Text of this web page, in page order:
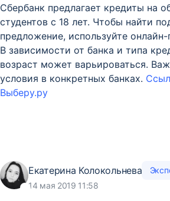
Сбербанк предлагает кредиты на
студентов с 18 лет. Чтобы найти
предложение, используйте
В зависимости от банка и типа
возраст может варьироваться.
условия в конкретных банках.
Выберу.ру
Екатерина Колокольнева
14 мая 2019 11:58